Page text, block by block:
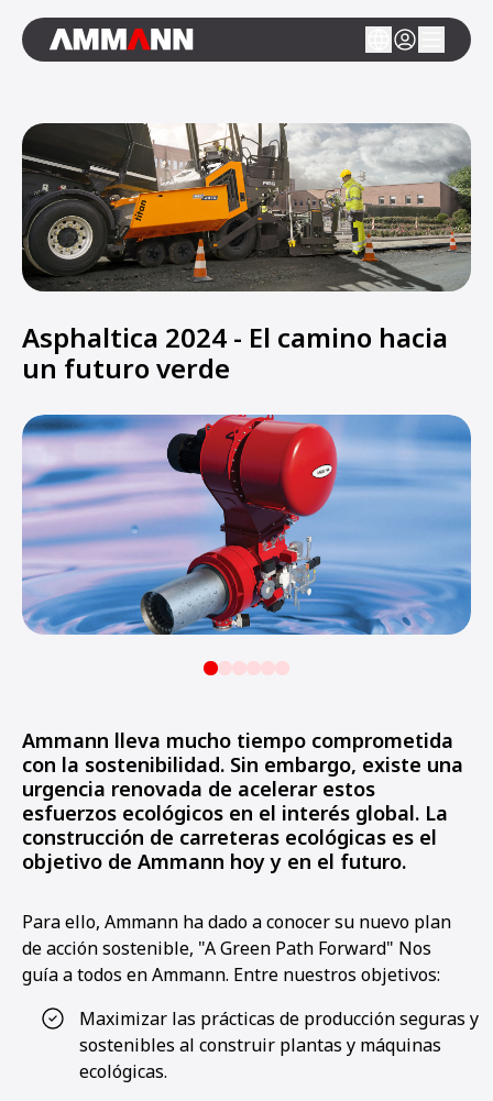
Asphaltica 2024 - El camino hacia
un futuro verde
Ammann lleva mucho tiempo comprometida
con la sostenibilidad. Sin embargo, existe una
urgencia renovada de acelerar estos
esfuerzos ecológicos en el interés global. La
construcción de carreteras ecológicas es el
objetivo de Ammann hoy y en el futuro.
Para ello, Ammann ha dado a conocer su nuevo plan
de acción sostenible, "A Green Path Forward" Nos
guía a todos en Ammann. Entre nuestros objetivos:
Maximizar las prácticas de producción seguras y
sostenibles al construir plantas y máquinas
ecológicas.